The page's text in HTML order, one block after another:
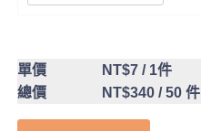
單價 NT$7/ 1件
總價
NT$340/ 50 件